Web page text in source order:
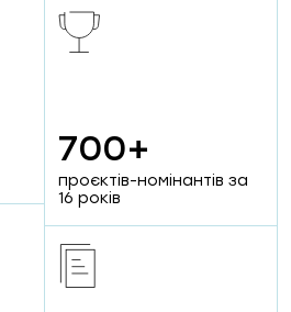
700+
18К+
проєктів-номінантів за
16 років